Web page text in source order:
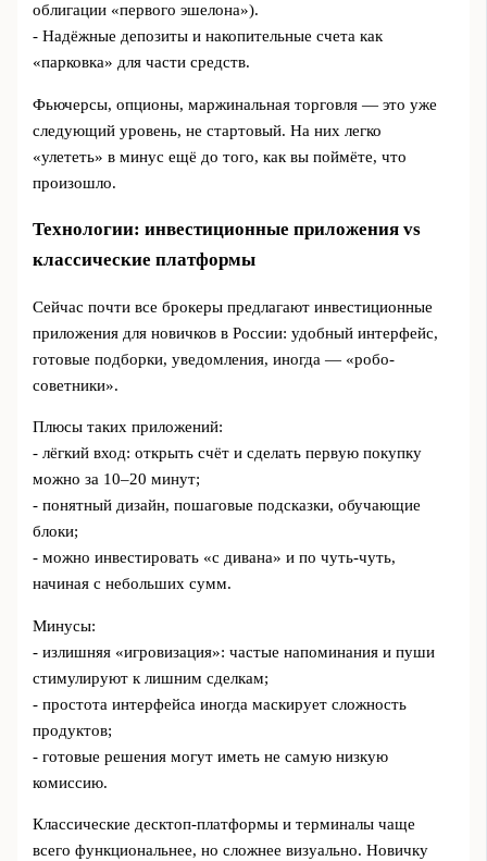
облигации «первого эшелона»).
- Надёжные депозиты и накопительные счета как
«парковка» для части средств.
Фьючерсы, опционы, маржинальная торговля — это уже
следующий уровень, не стартовый. На них легко
«улететь» в минус ещё до того, как вы поймёте, что
произошло.
Технологии: инвестиционные приложения vs
классические платформы
Сейчас почти все брокеры предлагают инвестиционные
приложения для новичков в России: удобный интерфейс,
готовые подборки, уведомления, иногда — «робо-
советники».
Плюсы таких приложений:
- лёгкий вход: открыть счёт и сделать первую покупку
можно за 10–20 минут;
- понятный дизайн, пошаговые подсказки, обучающие
блоки;
- можно инвестировать «с дивана» и по чуть-чуть,
начиная с небольших сумм.
Минусы:
- излишняя «игровизация»: частые напоминания и пуши
стимулируют к лишним сделкам;
- простота интерфейса иногда маскирует сложность
продуктов;
- готовые решения могут иметь не самую низкую
комиссию.
Классические десктоп-платформы и терминалы чаще
всего функциональнее, но сложнее визуально. Новичку